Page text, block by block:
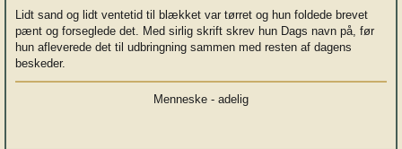
Lidt sand og lidt ventetid til blækket var tørret og hun foldede brevet
pænt og forseglede det. Med sirlig skrift skrev hun Dags navn på, før
hun afleverede det til udbringning sammen med resten af dagens
beskeder.
Menneske - adelig